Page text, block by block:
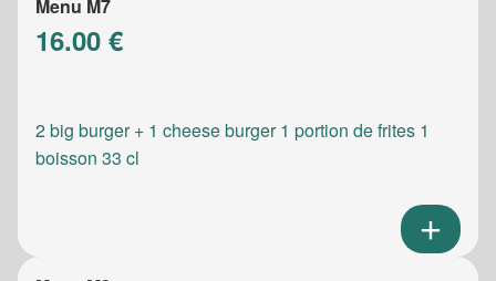
Menu M7
16.00 €
2 big burger + 1 cheese burger 1 portion de frites 1
boisson 33 cl